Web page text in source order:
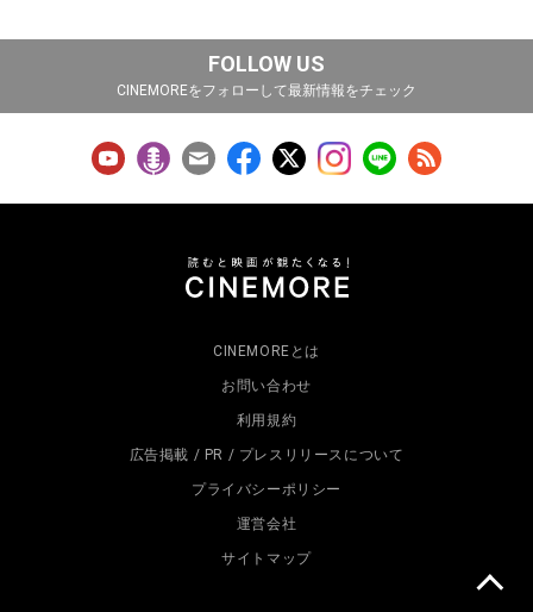
FOLLOW US
CINEMOREをフォローして最新情報をチェック
CINEMOREとは
お問い合わせ
利用規約
広告掲載 / PR / プレスリリースについて
プライバシーポリシー
運営会社
サイトマップ